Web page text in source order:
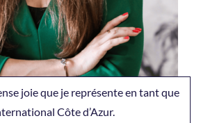
joie que je représente en tant que
Côte d’Azur.